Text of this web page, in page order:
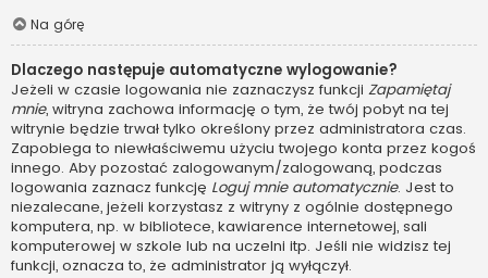
Na górę
Dlaczego następuje automatyczne wylogowanie?
Jeżeli w czasie logowania nie zaznaczysz funkcji Zapamiętaj
mnie, witryna zachowa informację o tym, że twój pobyt na tej
witrynie będzie trwał tylko określony przez administratora czas.
Zapobiega to niewłaściwemu użyciu twojego konta przez kogoś
innego. Aby pozostać zalogowanym/zalogowaną, podczas
logowania zaznacz funkcję Loguj mnie automatycznie. Jest to
niezalecane, jeżeli korzystasz z witryny z ogólnie dostępnego
komputera, np. w bibliotece, kawiarence internetowej, sali
komputerowej w szkole lub na uczelni itp. Jeśli nie widzisz tej
funkcji, oznacza to, że administrator ją wyłączył.